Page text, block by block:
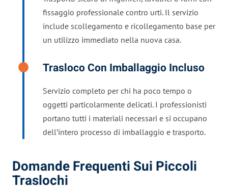
fissaggio professionale contro urti. Il servizio
include scollegamento e ricollegamento base per
un utilizzo immediato nella nuova casa.
Trasloco Con Imballaggio Incluso
Servizio completo per chi ha poco tempo o
oggetti particolarmente delicati. I professionisti
portano tutti i materiali necessari e si occupano
dell’intero processo di imballaggio e trasporto.
Domande Frequenti Sui Piccoli
Traslochi